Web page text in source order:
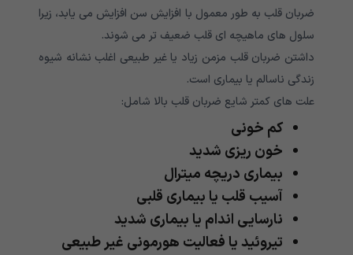
ضربان قلب به طور معمول با افزایش سن افزایش می یابد، زیرا
سلول های ماهیچه ای قلب ضعیف تر می شوند.
داشتن ضربان قلب مزمن زیاد یا غیر طبیعی اغلب نشانه شیوه
زندگی ناسالم یا بیماری است.
علت های کمتر شایع ضربان قلب بالا شامل:
کم خونی
خون ریزی شدید
بیماری دریچه میترال
آسیب قلب یا بیماری قلبی
نارسایی اندام یا بیماری شدید
تیروئید یا فعالیت هورمونی غیر طبیعی